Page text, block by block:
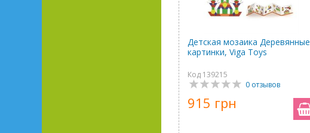
Детская мозаика Деревянные
картинки, Viga Toys
Код 139215
0 отзывов
915 грн